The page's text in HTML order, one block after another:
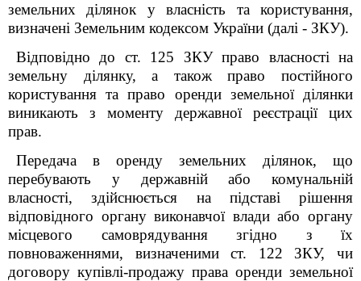
земельних ділянок у власність та користування,
визначені Земельним кодексом України (далі - ЗКУ).
Відповідно до ст. 125 ЗКУ право власності на
земельну ділянку, а також право постійного
користування та право оренди земельної ділянки
виникають з моменту державної реєстрації цих
прав.
Передача в оренду земельних ділянок, що
перебувають у державній або комунальній
власності, здійснюється на підставі рішення
відповідного органу виконавчої влади або органу
місцевого самоврядування згідно з їх
повноваженнями, визначеними ст. 122 ЗКУ, чи
договору купівлі-продажу права оренди земельної